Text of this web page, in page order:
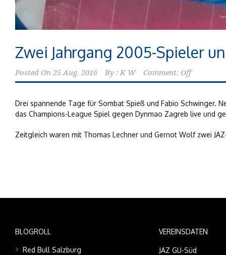
Zwei Jahrgang 2005-Spieler
Posted On 25 Aug. 2016 By : K W Comment: Off
Drei spannende Tage für Sombat Spieß und Fabio Schwinger.
das Champions-League Spiel gegen Dynmao Zagreb live und
Zeitgleich waren mit Thomas Lechner und Gernot Wolf zwei
BLOGROLL
Red Bull Salzburg
VEREINSDATEN
JAZ GU-Süd